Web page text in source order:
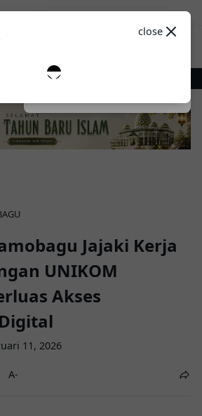
Light
Miliar untuk Revitalisasi Alun-Alun Paloko
Jajaki Kerja
UNIKOM
Akses
11, 2026
close